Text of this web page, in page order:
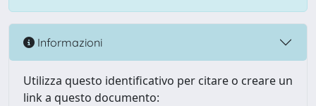
Informazioni
Utilizza questo identificativo per citare o creare un
link a questo documento: